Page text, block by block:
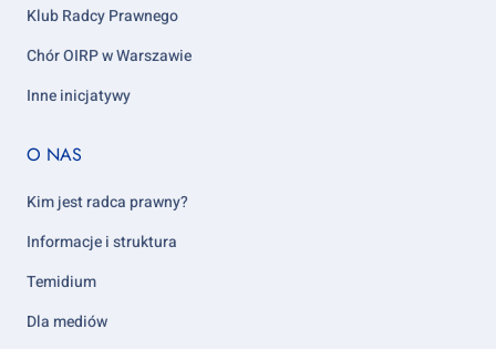
Klub Radcy Prawnego
Chór OIRP w Warszawie
Inne inicjatywy
Footer
5
O NAS
Kim jest radca prawny?
Informacje i struktura
Temidium
Dla mediów